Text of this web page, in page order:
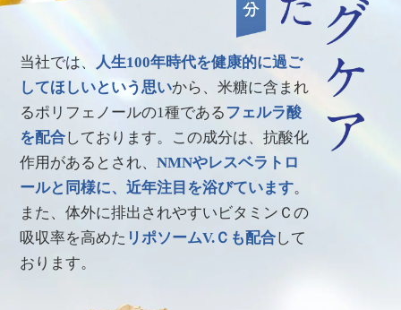
当社では、 人生100年時代を健康的に過ご
してほしいという思いから、米糖に含まれ
るポリフェノールの1種であるフェルラ酸
を配合しております。この成分は、抗酸化
作用があるとされ、NMNやレスベラトロ
ールと同様に、近年注目を浴びています。
また、体外に排出されやすいビタミンＣの
吸収率を高めた リポソームV.Ｃも配合して
おります。